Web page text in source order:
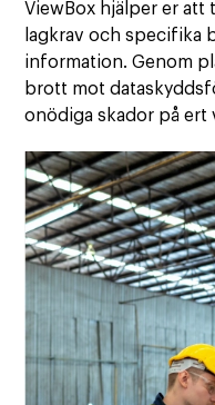
ViewBox hjälper er att
lagkrav och specifika
information. Genom
brott mot
onödiga skador på ert